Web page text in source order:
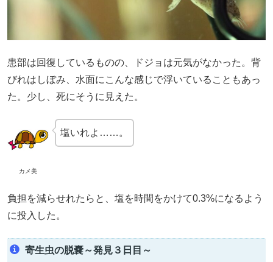
患部は回復しているものの、ドジョは元気がなかった。背
びれはしぼみ、水面にこんな感じで浮いていることもあっ
た。少し、死にそうに見えた。
カメ美
塩いれよ……。
負担を減らせれたらと、塩を時間をかけて0.3%になるよう
に投入した。
寄生虫の脱嚢～発見３日目～